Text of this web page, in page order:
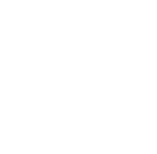
10/2024